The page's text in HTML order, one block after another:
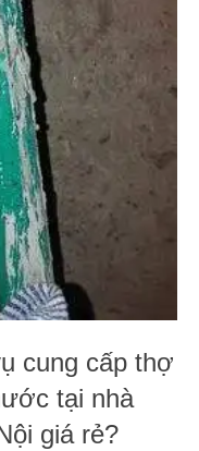
cung cấp thợ
tại nhà
giá rẻ?